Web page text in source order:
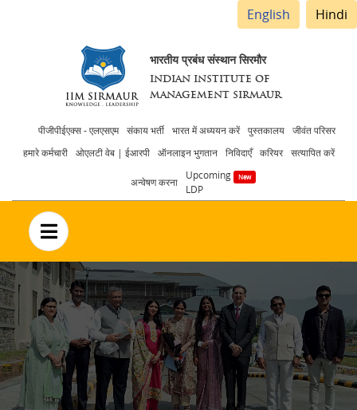
English Hindi
भारतीय प्रबंध संस्थान सिरमौर
INDIAN INSTITUTE OF
MANAGEMENT SIRMAUR
Header
menu
पीजीपीईएक्स - एलएसएम संकाय भर्ती भारत में अध्ययन करें पुस्तकालय
जीवंत परिसर
हमारे कर्मचारी
ओएलटी वेब | ईआरपी ऑनलाइन भुगतान निविदाएँ करियर सत्यापित करें
अन्वेषण करना
Upcoming
LDP
no text